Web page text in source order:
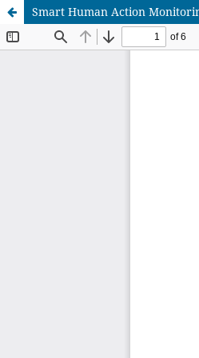
Smart Human Action